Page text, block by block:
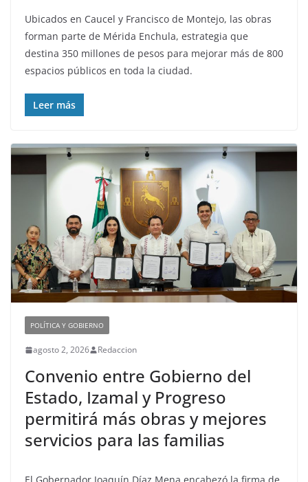
Ubicados en Caucel y Francisco de Montejo, las obras
forman parte de Mérida Enchula, estrategia que
destina 350 millones de pesos para mejorar más de 800
espacios públicos en toda la ciudad.
Leer más
POLÍTICA Y GOBIERNO
agosto 2, 2026 Redaccion
Convenio entre Gobierno del
Estado, Izamal y Progreso
permitirá más obras y mejores
servicios para las familias